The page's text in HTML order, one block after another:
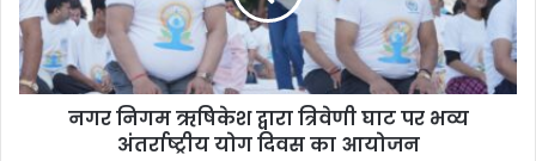
नगर निगम ऋषिकेश द्वारा त्रिवेणी घाट पर भव्य
अंतर्राष्ट्रीय योग दिवस का आयोजन